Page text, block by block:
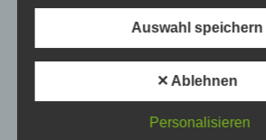
d) Einschränkung der
Einschränkung der Verarbeitung
gespeicherter personenbezogener
Auswahl speichern
✕ Ablehnen
Personalisieren